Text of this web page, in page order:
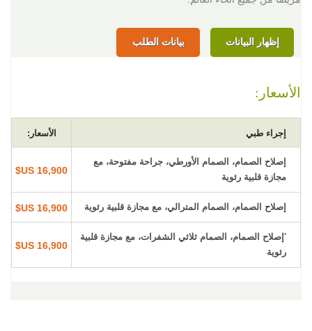
إظهار البيانات بيانات الطلب
الأسعار:
إجراء طبي الأسعار:
إصلاح الصمام، الصمام الأورطي، جراحة مفتوحة، مع
مجازة قلبية رئوية
16,900 US$
إصلاح الصمام، الصمام المترالي، مع مجازة قلبية رئوية 16,900 US$
'إصلاح الصمام، الصمام ثلاثي الشفرات، مع مجازة قلبية
رئوية
16,900 US$